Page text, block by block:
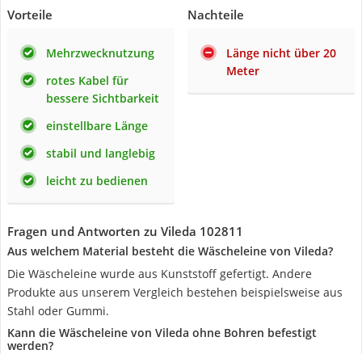
Vorteile
Mehrzwecknutzung
rotes Kabel für
bessere Sichtbarkeit
einstellbare Länge
stabil und langlebig
leicht zu bedienen
Nachteile
Länge nicht über 20
Meter
Fragen und Antworten zu Vileda 102811
Aus welchem Material besteht die Wäscheleine von Vileda?
Die Wäscheleine wurde aus Kunststoff gefertigt. Andere
Produkte aus unserem Vergleich bestehen beispielsweise aus
Stahl oder Gummi.
Kann die Wäscheleine von Vileda ohne Bohren befestigt
werden?